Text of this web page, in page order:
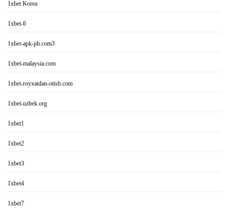
1xbet Korea
1xbet-6
1xbet-apk-ph.com3
1xbet-malaysia.com
1xbet-royxatdan-otish.com
1xbet-uzbek.org
1xbet1
1xbet2
1xbet3
1xbet4
1xbet7